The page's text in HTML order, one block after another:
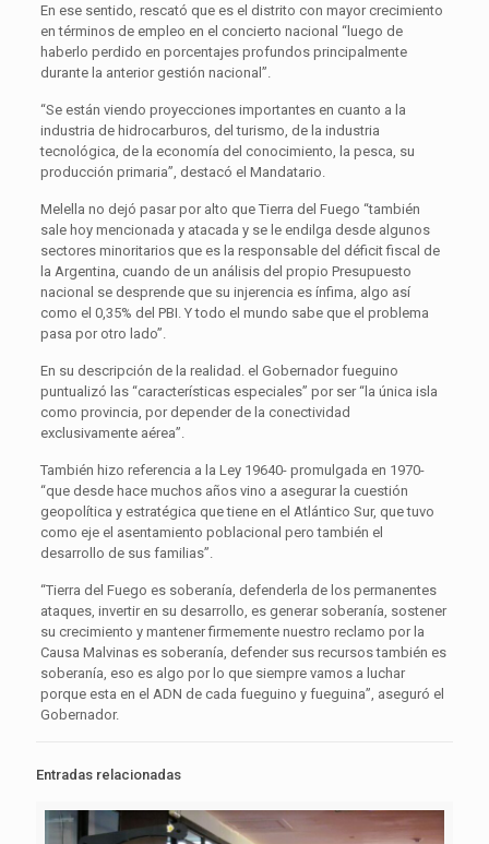
En ese sentido, rescató que es el distrito con mayor crecimiento
en términos de empleo en el concierto nacional “luego de
haberlo perdido en porcentajes profundos principalmente
durante la anterior gestión nacional”.
“Se están viendo proyecciones importantes en cuanto a la
industria de hidrocarburos, del turismo, de la industria
tecnológica, de la economía del conocimiento, la pesca, su
producción primaria”, destacó el Mandatario.
Melella no dejó pasar por alto que Tierra del Fuego “también
sale hoy mencionada y atacada y se le endilga desde algunos
sectores minoritarios que es la responsable del déficit fiscal de
la Argentina, cuando de un análisis del propio Presupuesto
nacional se desprende que su injerencia es ínfima, algo así
como el 0,35% del PBI. Y todo el mundo sabe que el problema
pasa por otro lado”.
En su descripción de la realidad. el Gobernador fueguino
puntualizó las “características especiales” por ser “la única isla
como provincia, por depender de la conectividad
exclusivamente aérea”.
También hizo referencia a la Ley 19640- promulgada en 1970-
“que desde hace muchos años vino a asegurar la cuestión
geopolítica y estratégica que tiene en el Atlántico Sur, que tuvo
como eje el asentamiento poblacional pero también el
desarrollo de sus familias”.
“Tierra del Fuego es soberanía, defenderla de los permanentes
ataques, invertir en su desarrollo, es generar soberanía, sostener
su crecimiento y mantener firmemente nuestro reclamo por la
Causa Malvinas es soberanía, defender sus recursos también es
soberanía, eso es algo por lo que siempre vamos a luchar
porque esta en el ADN de cada fueguino y fueguina”, aseguró el
Gobernador.
Entradas relacionadas